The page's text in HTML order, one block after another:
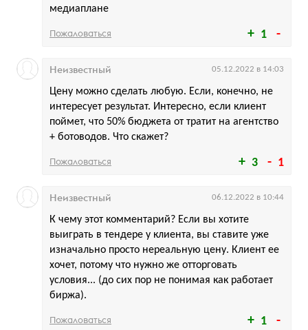
1
медиаплане
Пожаловаться
3 1
Цену можно сделать любую. Если, конечно, не
интересует результат. Интересно, если клиент
поймет, что 50% бюджета от тратит на агентство
+ ботоводов. Что скажет?
Неизвестный 05.12.2022 в 14:03
Пожаловаться
1
К чему этот комментарий? Если вы хотите
выиграть в тендере у клиента, вы ставите уже
изначально просто нереальную цену. Клиент ее
хочет, потому что нужно же отторговать
условия... (до сих пор не понимая как работает
биржа).
Неизвестный 06.12.2022 в 10:44
Пожаловаться